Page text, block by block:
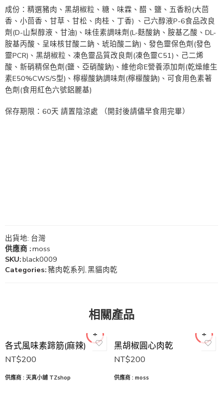
成份：精選豬肉、黑胡椒粒、糖、味霖、醋、鹽、五香粉(大茴
香、小茴香、甘草、甘松、肉桂、丁香) 、己六醇液P-6食品改良
劑(D-山梨醇液、甘油)、味佳素調味劑(L-麩酸鈉、胺基乙酸、DL-
胺基丙酸、呈味核甘酸二鈉、琥珀酸二鈉)、發色靈保色劑(發色
靈PCR)、黑胡椒粒、凍色靈品質改良劑(凍色靈C51)、己二烯
酸、新硝精保色劑(鹽、亞硝酸鈉)、維他命E營養添加劑(乾燥維生
素E50%CWS/S型)、檸檬酸鈉調味劑(檸檬酸鈉)、可食用色素著
色劑(食用紅色六號鋁麗基)
保存期限：60天 請置陰涼處 （開封後請儘早食用完畢）
出貨地: 台灣
供應商 :moss
SKU:black0009
Categories:豬肉乾系列 ,黑貓肉乾
相關產品
各式風味素蹄筋(麻辣)
NT$200
供應商 : 天真小舖 TZshop
黑胡椒圓心肉乾
NT$200
供應商 : moss